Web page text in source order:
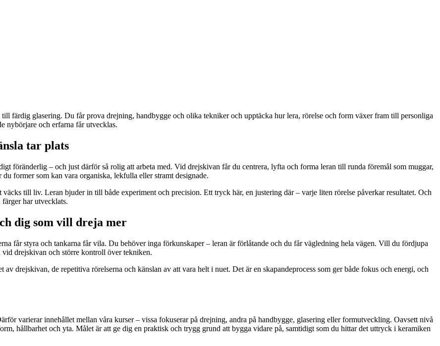
färdig glasering. Du får prova drejning, handbygge och olika tekniker och upptäcka hur lera, rörelse och form växer fram till personliga
nybörjare och erfarna får utvecklas.
tar plats
föränderlig – och just därför så rolig att arbeta med. Vid drejskivan får du centrera, lyfta och forma leran till runda föremål som muggar,
former som kan vara organiska, lekfulla eller stramt designade.
till liv. Leran bjuder in till både experiment och precision. Ett tryck här, en justering där – varje liten rörelse påverkar resultatet. Och
har utvecklats.
dig som vill dreja mer
får styra och tankarna får vila. Du behöver inga förkunskaper – leran är förlåtande och du får vägledning hela vägen. Vill du fördjupa
drejskivan och större kontroll över tekniken.
drejskivan, de repetitiva rörelserna och känslan av att vara helt i nuet. Det är en skapandeprocess som ger både fokus och energi, och
varierar innehållet mellan våra kurser – vissa fokuserar på drejning, andra på handbygge, glasering eller formutveckling. Oavsett nivå
hållbarhet och yta. Målet är att ge dig en praktisk och trygg grund att bygga vidare på, samtidigt som du hittar det uttryck i keramiken